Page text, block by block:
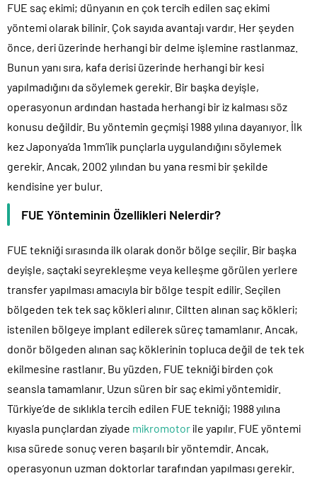
FUE saç ekimi; dünyanın en çok tercih edilen saç ekimi
yöntemi olarak bilinir. Çok sayıda avantajı vardır. Her şeyden
önce, deri üzerinde herhangi bir delme işlemine rastlanmaz.
Bunun yanı sıra, kafa derisi üzerinde herhangi bir kesi
yapılmadığını da söylemek gerekir. Bir başka deyişle,
operasyonun ardından hastada herhangi bir iz kalması söz
konusu değildir. Bu yöntemin geçmişi 1988 yılına dayanıyor. İlk
kez Japonya’da 1mm’lik punçlarla uygulandığını söylemek
gerekir. Ancak, 2002 yılından bu yana resmi bir şekilde
kendisine yer bulur.
FUE Yönteminin Özellikleri Nelerdir?
FUE tekniği sırasında ilk olarak donör bölge seçilir. Bir başka
deyişle, saçtaki seyrekleşme veya kelleşme görülen yerlere
transfer yapılması amacıyla bir bölge tespit edilir. Seçilen
bölgeden tek tek saç kökleri alınır. Ciltten alınan saç kökleri;
istenilen bölgeye implant edilerek süreç tamamlanır. Ancak,
donör bölgeden alınan saç köklerinin topluca değil de tek tek
ekilmesine rastlanır. Bu yüzden, FUE tekniği birden çok
seansla tamamlanır. Uzun süren bir saç ekimi yöntemidir.
Türkiye’de de sıklıkla tercih edilen FUE tekniği; 1988 yılına
kıyasla punçlardan ziyade mikromotor ile yapılır. FUE yöntemi
kısa sürede sonuç veren başarılı bir yöntemdir. Ancak,
operasyonun uzman doktorlar tarafından yapılması gerekir.